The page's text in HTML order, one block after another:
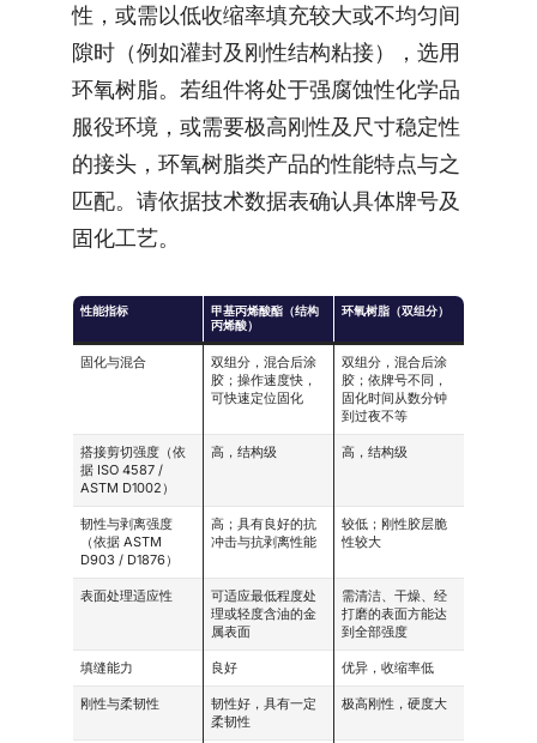
性，或需以低收缩率填充较大或不均匀间
隙时（例如灌封及刚性结构粘接），选用
环氧树脂。若组件将处于强腐蚀性化学品
服役环境，或需要极高刚性及尺寸稳定性
的接头，环氧树脂类产品的性能特点与之
匹配。请依据技术数据表确认具体牌号及
固化工艺。
性能指标
甲基丙烯酸酯（结构
丙烯酸）
环氧树脂（双组分）
固化与混合
双组分，混合后涂
胶；操作速度快，
可快速定位固化
双组分，混合后涂
胶；依牌号不同，
固化时间从数分钟
到过夜不等
搭接剪切强度（依
据 ISO 4587 /
ASTM D1002）
高，结构级 高，结构级
韧性与剥离强度
（依据 ASTM
D903 / D1876）
高；具有良好的抗
冲击与抗剥离性能
较低；刚性胶层脆
性较大
表面处理适应性
可适应最低程度处
理或轻度含油的金
属表面
需清洁、干燥、经
打磨的表面方能达
到全部强度
填缝能力 良好 优异，收缩率低
刚性与柔韧性
韧性好，具有一定
柔韧性
极高刚性，硬度大